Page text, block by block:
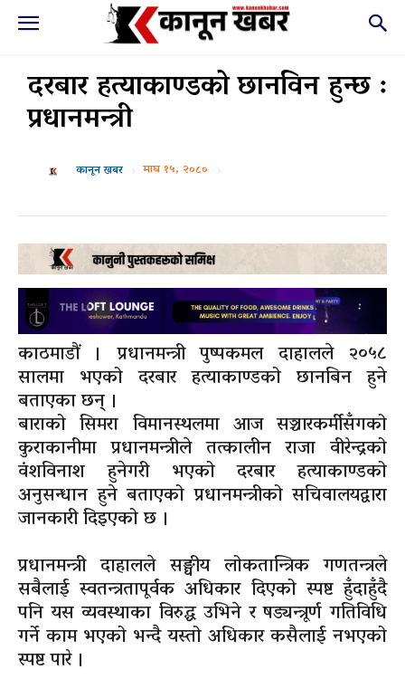
दरबार हत्याकाण्डको छानविन हुन्छ :
प्रधानमन्त्री
कानून खबर माघ १५, २०८०
काठमाडौं । प्रधानमन्त्री पुष्पकमल दाहालले २०५८
सालमा भएको दरबार हत्याकाण्डको छानबिन हुने
बताएका छन् ।
बाराको सिमरा विमानस्थलमा आज सञ्चारकर्मीसँगको
कुराकानीमा प्रधानमन्त्रीले तत्कालीन राजा वीरेन्द्रको
वंशविनाश हुनेगरी भएको दरबार हत्याकाण्डको
अनुसन्धान हुने बताएको प्रधानमन्त्रीको सचिवालयद्वारा
जानकारी दिइएको छ ।
प्रधानमन्त्री दाहालले सङ्घीय लोकतान्त्रिक गणतन्त्रले
सबैलाई स्वतन्त्रतापूर्वक अधिकार दिएको स्पष्ट हुँदाहुँदै
पनि यस व्यवस्थाका विरुद्ध उभिने र षड्यन्त्रूर्ण गतिविधि
गर्ने काम भएको भन्दै यस्तो अधिकार कसैलाई नभएको
स्पष्ट पारे ।